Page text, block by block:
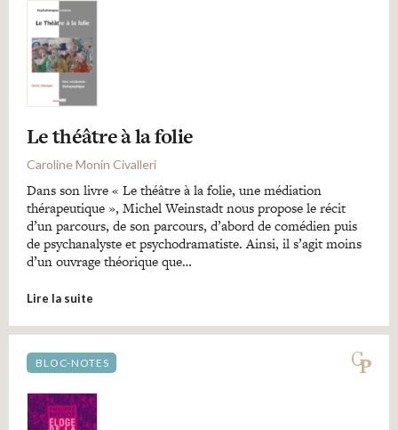
Le théâtre à la folie
Caroline Monin Civalleri
Dans son livre « Le théâtre à la folie, une médiation
thérapeutique », Michel Weinstadt nous propose le récit
d’un parcours, de son parcours, d’abord de comédien puis
de psychanalyste et psychodramatiste. Ainsi, il s’agit moins
d’un ouvrage théorique que…
Lire la suite
BLOC-NOTES